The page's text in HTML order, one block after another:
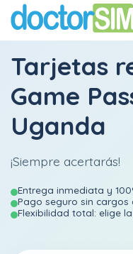
Tarjetas
Game
Uganda
¡Siempre acertarás!
Entrega inmediata y
Pago seguro sin cargos
Flexibilidad total: elige